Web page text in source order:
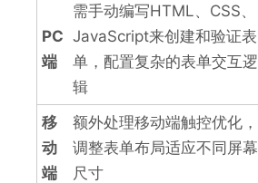
PC
端
需手动编写HTML、CSS、
JavaScript来创建和验证表
单，配置复杂的表单交互逻
辑
移
动
端
额外处理移动端触控优化，
调整表单布局适应不同屏幕
尺寸